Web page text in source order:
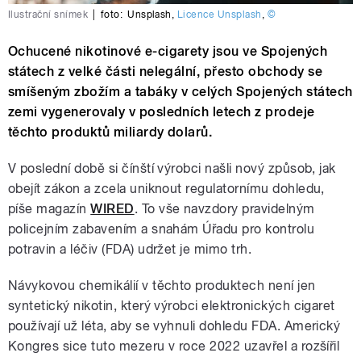
Ilustrační snímek foto: Unsplash Licence Unsplash ©
Ochucené nikotinové e-cigarety jsou ve Spojených
státech z velké části nelegální, přesto obchody se
smíšeným zbožím a tabáky v celých Spojených státech
zemi vygenerovaly v posledních letech z prodeje
těchto produktů miliardy dolarů.
V poslední době si čínští výrobci našli nový způsob, jak
obejít zákon a zcela uniknout regulatornímu dohledu,
píše magazínWIRED. To vše navzdory pravidelným
policejním zabavením a snahám Úřadu pro kontrolu
potravin a léčiv (FDA) udržet je mimo trh.
Návykovou chemikálií v těchto produktech není jen
syntetický nikotin, který výrobci elektronických cigaret
používají už léta, aby se vyhnuli dohledu FDA. Americký
Kongres sice tuto mezeru v roce 2022 uzavřel a rozšířil